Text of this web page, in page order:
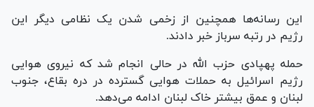
این رسانه‌ها همچنین از زخمی شدن یک نظامی دیگر این
رژیم در رتبه سرباز خبر دادند.
حمله پهپادی حزب الله در حالی انجام شد که نیروی هوایی
رژیم اسرائیل به حملات هوایی گسترده در دره بقاع، جنوب
لبنان و عمق بیشتر خاک لبنان ادامه می‌دهد.